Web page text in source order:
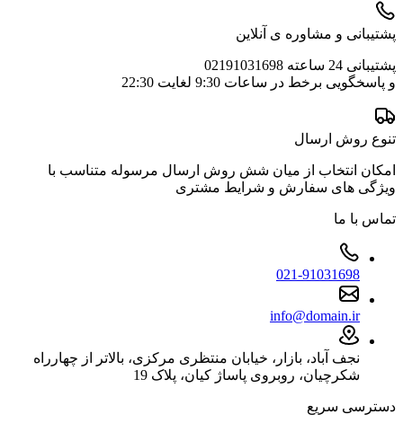
پشتیبانی و مشاوره ی آنلاین
پشتیبانی 24 ساعته 02191031698
و پاسخگویی برخط در ساعات 9:30 لغایت 22:30
تنوع روش ارسال
امکان انتخاب از میان شش روش ارسال مرسوله متناسب با
ویژگی های سفارش و شرایط مشتری
تماس با ما
021-91031698
info@domain.ir
نجف آباد، بازار، خیابان منتظری مرکزی، بالاتر از چهارراه
شکرچیان، روبروی پاساژ کیان، پلاک 19
دسترسی سریع